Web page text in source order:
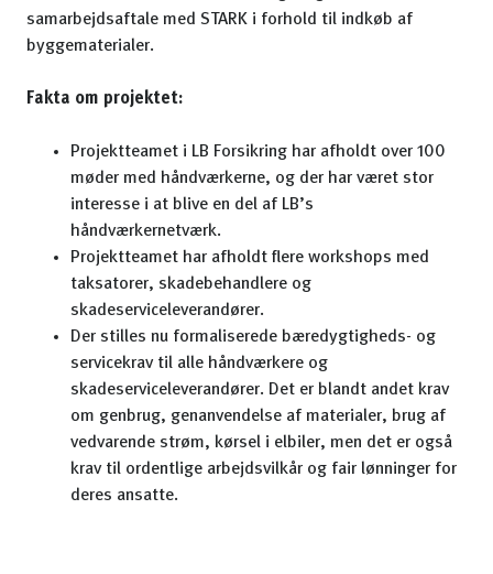
samarbejdsaftale med STARK i forhold til indkøb af
byggematerialer.
Fakta om projektet:
Projektteamet i LB Forsikring har afholdt over 100
møder med håndværkerne, og der har været stor
interesse i at blive en del af LB’s
håndværkernetværk.
Projektteamet har afholdt flere workshops med
taksatorer, skadebehandlere og
skadeserviceleverandører.
Der stilles nu formaliserede bæredygtigheds- og
servicekrav til alle håndværkere og
skadeserviceleverandører. Det er blandt andet krav
om genbrug, genanvendelse af materialer, brug af
vedvarende strøm, kørsel i elbiler, men det er også
krav til ordentlige arbejdsvilkår og fair lønninger for
deres ansatte.